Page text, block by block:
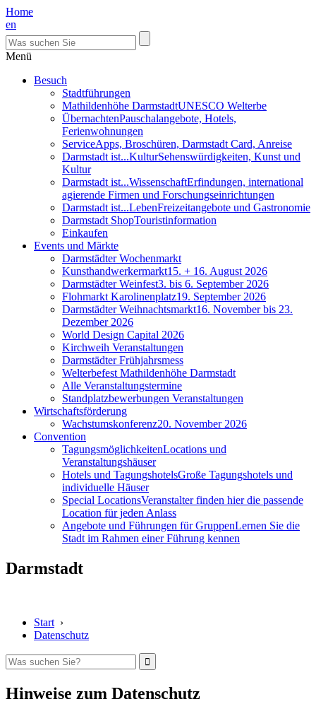
Home
en
Menü
Besuch
Stadtführungen
Mathildenhöhe DarmstadtUNESCO Welterbe
ÜbernachtenPauschalangebote, Hotels,
Ferienwohnungen
ServiceApps, Broschüren, Darmstadt Card, Anreise
Darmstadt ist...KulturSehenswürdigkeiten, Kunst und
Kultur
Darmstadt ist...WissenschaftErfindungen, international
agierende Firmen und Forschungseinrichtungen
Darmstadt ist...LebenFreizeitangebote und Gastronomie
Darmstadt ShopTouristinformation
Einkaufen
Events und Märkte
Darmstädter Wochenmarkt
Kunsthandwerkermarkt15. + 16. August 2026
Darmstädter Weinfest3. bis 6. September 2026
Flohmarkt Karolinenplatz19. September 2026
Darmstädter Weihnachtsmarkt16. November bis 23.
Dezember 2026
World Design Capital 2026
Kirchweih Veranstaltungen
Darmstädter Frühjahrsmess
Welterbefest Mathildenhöhe Darmstadt
Alle Veranstaltungstermine
Standplatzbewerbungen Veranstaltungen
Wirtschaftsförderung
Wachstumskonferenz20. November 2026
Convention
TagungsmöglichkeitenLocations und
Veranstaltungshäuser
Hotels und TagungshotelsGroße Tagungshotels und
individuelle Häuser
Special LocationsVeranstalter finden hier die passende
Location für jeden Anlass
Angebote und Führungen für GruppenLernen Sie die
Stadt im Rahmen einer Führung kennen
Darmstadt
Start ›
Datenschutz
Hinweise zum Datenschutz